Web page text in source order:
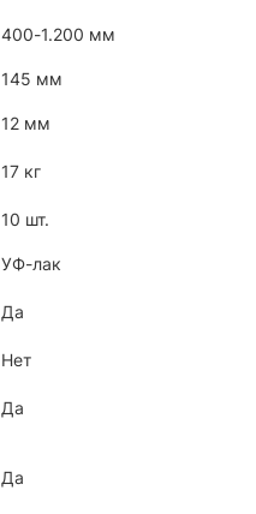
400-1.200 мм
145 мм
12 мм
17 кг
10 шт.
УФ-лак
Да
Нет
Да
Да